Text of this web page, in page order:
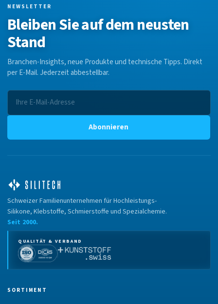
NEWSLETTER
Bleiben Sie auf dem neusten
Stand
Branchen-Insights, neue Produkte und technische Tipps. Direkt
per E-Mail. Jederzeit abbestellbar.
Abonnieren
Schweizer Familienunternehmen für Hochleistungs-
Silikone, Klebstoffe, Schmierstoffe und Spezialchemie.
Seit 2000.
QUALITÄT & VERBAND
SORTIMENT